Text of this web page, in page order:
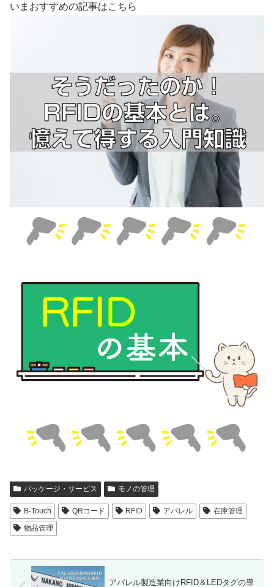
いまおすすめの記事はこちら
パッケージ・サービス モノの管理
B-Touch QRコード RFID アパレル
在庫管理
物品管理
アパレル製造業向けRFID＆LEDタグの導